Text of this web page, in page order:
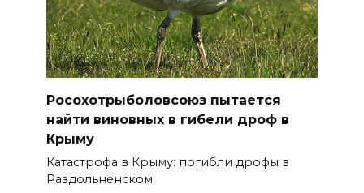
Росохотрыболовсоюз пытается
найти виновных в гибели дроф в
Крыму
Катастрофа в Крыму: погибли дрофы в
Раздольненском